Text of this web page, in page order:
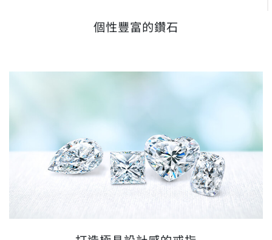
個性豐富的鑽石